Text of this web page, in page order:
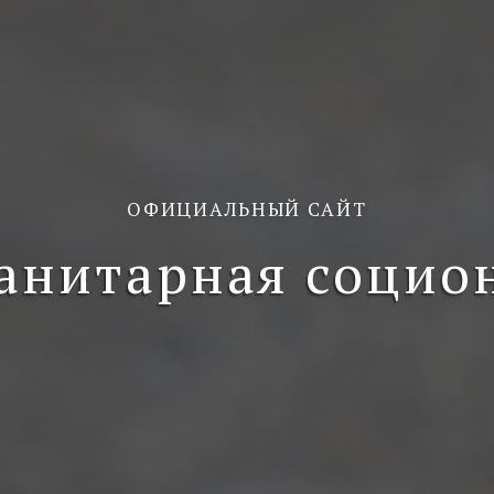
ОФИЦИАЛЬНЫЙ САЙТ